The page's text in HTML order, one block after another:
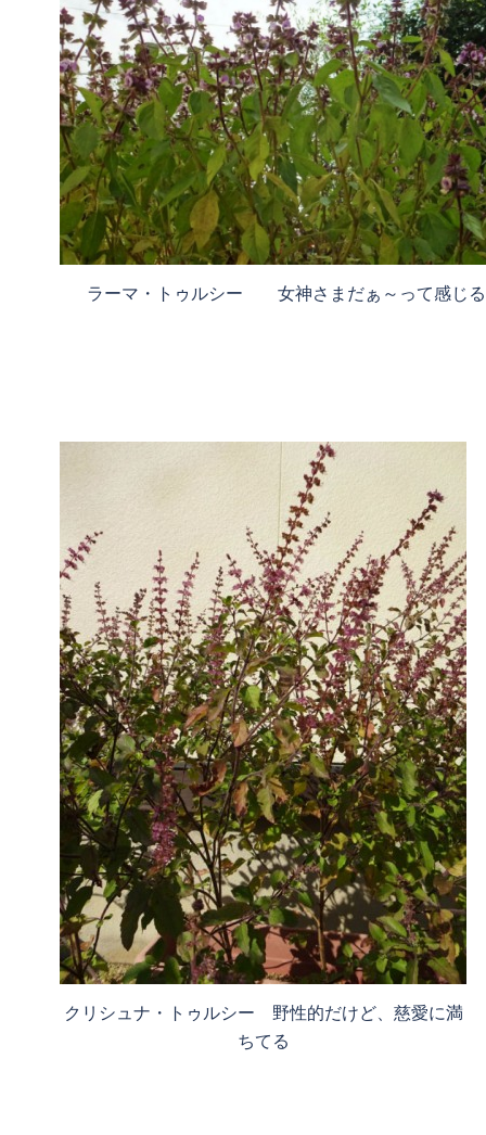
ラーマ・トゥルシー 女神さまだぁ～って感じる
クリシュナ・トゥルシー 野性的だけど、慈愛に満
ちてる